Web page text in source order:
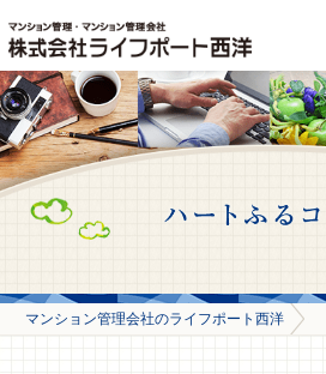
マンション管理会社のライフポート西洋